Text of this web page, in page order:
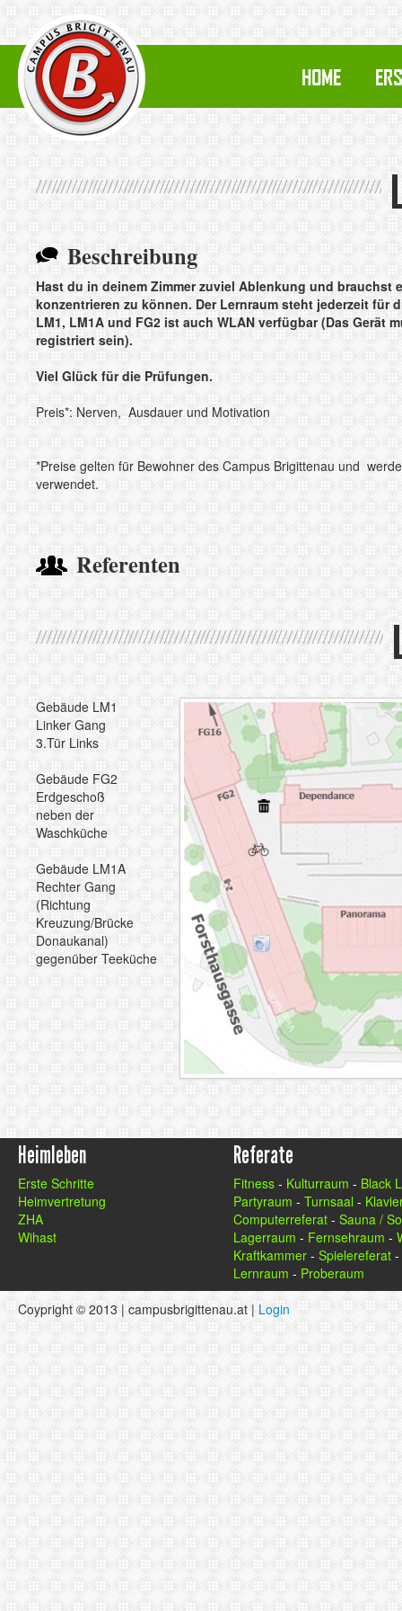
HOME
Beschreibung
Hast du in deinem Zimmer zuviel Ablenkung und brauchst
konzentrieren zu können. Der Lernraum steht jederzeit für
LM1, LM1A und FG2 ist auch WLAN verfügbar (Das Gerät
registriert sein).
Viel Glück für die Prüfungen.
Preis*: Nerven, Ausdauer und Motivation
*Preise gelten für Bewohner des Campus Brigittenau und
verwendet.
Referenten
Gebäude LM1
Linker Gang
3.Tür Links
Gebäude FG2
Erdgeschoß
neben der
Waschküche
Gebäude LM1A
Rechter Gang
(Richtung
Kreuzung/Brücke
Donaukanal)
gegenüber Teeküche
Heimleben
Erste Schritte
Heimvertretung
ZHA
Wihast
Referate
Fitness - Kulturraum - Black
Partyraum - Turnsaal -
Computerreferat - Sauna /
Lagerraum - Fernsehraum -
Kraftkammer - Spielereferat -
Lernraum - Proberaum
Coypright © 2013 | campusbrigittenau.at | Login